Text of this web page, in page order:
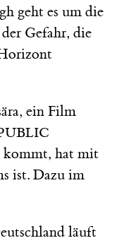
geht es um die
Gefahr, die
ein Film
kommt, hat mit
ist. Dazu im
läuft